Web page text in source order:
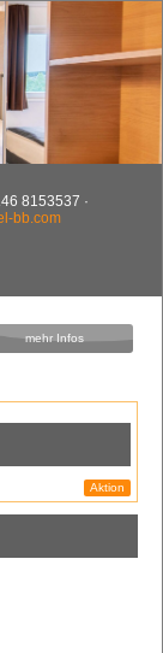
8153537
bb.com
mehr Infos
Aktion